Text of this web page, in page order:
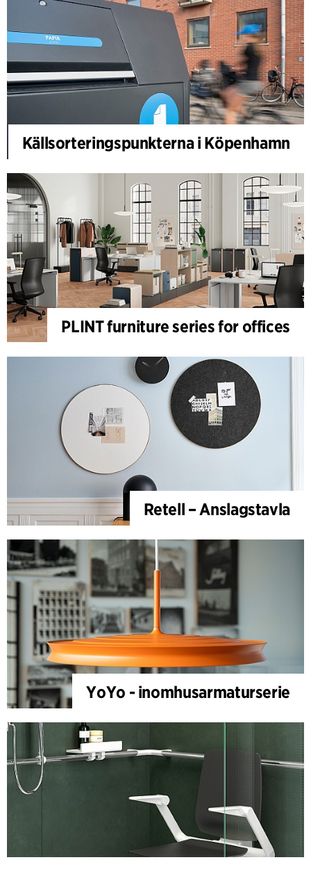
Källsorteringspunkterna i Köpenhamn
PLINT furniture series for offices
Retell – Anslagstavla
YoYo - inomhusarmaturserie